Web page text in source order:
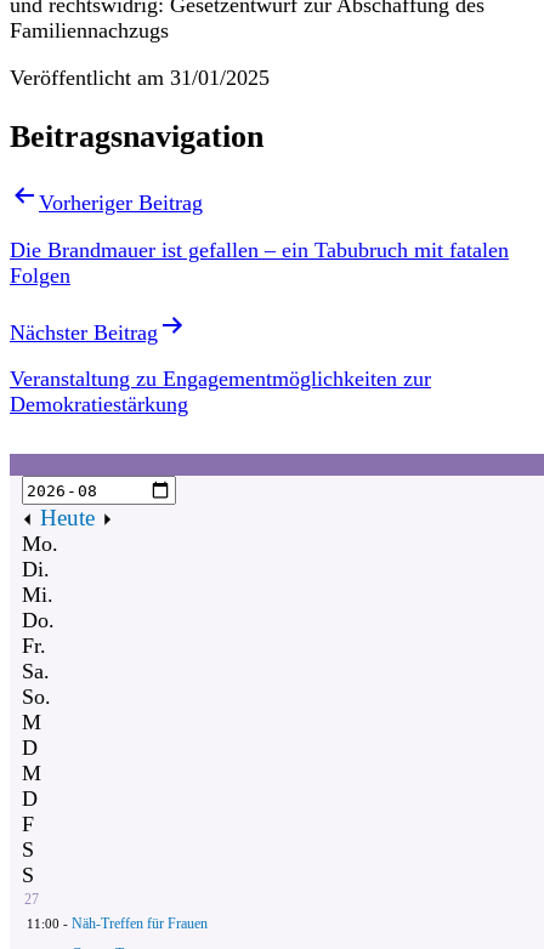
und rechtswidrig: Gesetzentwurf zur Abschaffung des
Familiennachzugs
Veröffentlicht am 31/01/2025
Beitragsnavigation
Vorheriger Beitrag
Die Brandmauer ist gefallen – ein Tabubruch mit fatalen
Folgen
Nächster Beitrag
Veranstaltung zu Engagementmöglichkeiten zur
Demokratiestärkung
Heute
Mo.
Di.
Mi.
Do.
Fr.
Sa.
So.
M
D
M
D
F
S
S
27
11:00 - Näh-Treffen für Frauen